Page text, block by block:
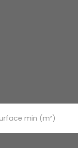
min (m²)